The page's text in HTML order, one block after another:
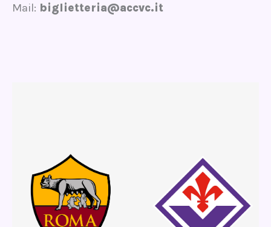
Mail: biglietteria@accvc.it